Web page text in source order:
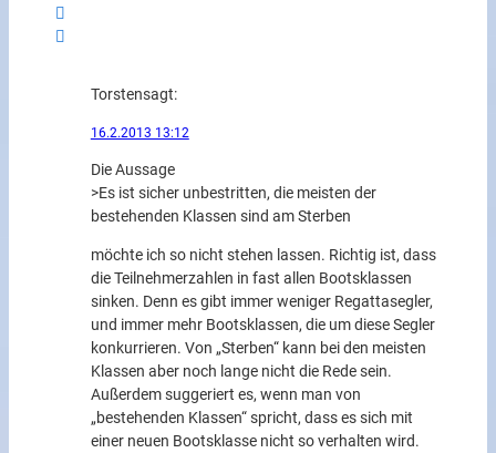
Torstensagt:
16.2.2013 13:12
Die Aussage
>Es ist sicher unbestritten, die meisten der
bestehenden Klassen sind am Sterben
möchte ich so nicht stehen lassen. Richtig ist, dass
die Teilnehmerzahlen in fast allen Bootsklassen
sinken. Denn es gibt immer weniger Regattasegler,
und immer mehr Bootsklassen, die um diese Segler
konkurrieren. Von „Sterben“ kann bei den meisten
Klassen aber noch lange nicht die Rede sein.
Außerdem suggeriert es, wenn man von
„bestehenden Klassen“ spricht, dass es sich mit
einer neuen Bootsklasse nicht so verhalten wird.